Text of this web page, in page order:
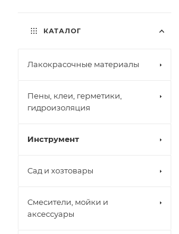
КАТАЛОГ
Лакокрасочные материалы
Пены, клеи, герметики,
гидроизоляция
Инструмент
Сад и хозтовары
Смесители, мойки и
аксессуары